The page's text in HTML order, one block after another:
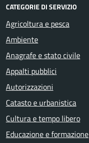
CATEGORIE DI SERVIZIO
Agricoltura e pesca
Ambiente
Anagrafe e stato civile
Appalti pubblici
Autorizzazioni
Catasto e urbanistica
Cultura e tempo libero
Educazione e formazione